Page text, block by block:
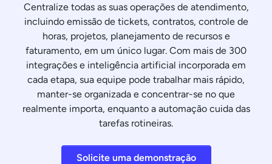
Centralize todas as suas operações de atendimento,
incluindo emissão de tickets, contratos, controle de
horas, projetos, planejamento de recursos e
faturamento, em um único lugar. Com mais de 300
integrações e inteligência artificial incorporada em
cada etapa, sua equipe pode trabalhar mais rápido,
manter-se organizada e concentrar-se no que
realmente importa, enquanto a automação cuida das
tarefas rotineiras.
Solicite uma demonstração